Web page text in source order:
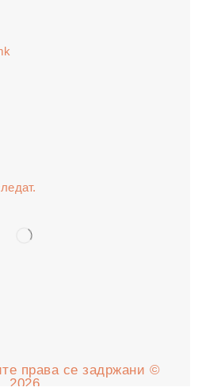
права се задржани ©
2026